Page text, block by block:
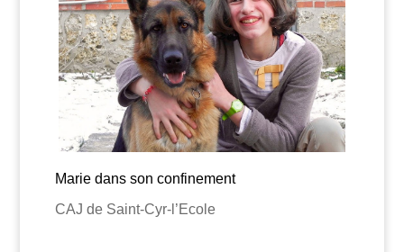
Marie dans son confinement
CAJ de Saint-Cyr-l’Ecole